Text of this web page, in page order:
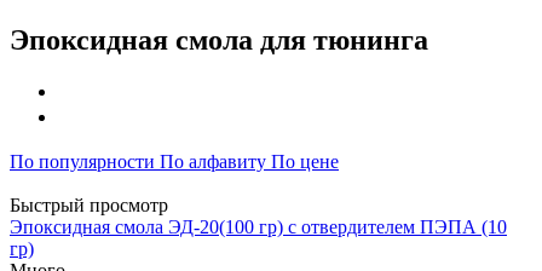
Эпоксидная смола для тюнинга
По популярности По алфавиту По цене
Быстрый просмотр
Эпоксидная смола ЭД-20(100 гр) с отвердителем ПЭПА (10
гр)